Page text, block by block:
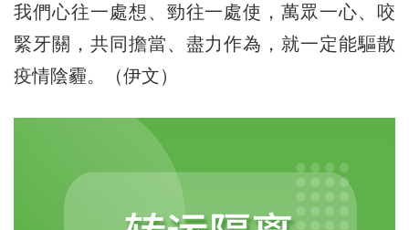
我們心往一處想、勁往一處使，萬眾一心、咬
緊牙關，共同擔當、盡力作為，就一定能驅散
疫情陰霾。（伊文）